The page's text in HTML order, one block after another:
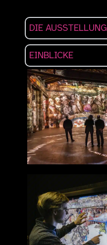
DIE AUSSTELLUNG
EINBLICKE